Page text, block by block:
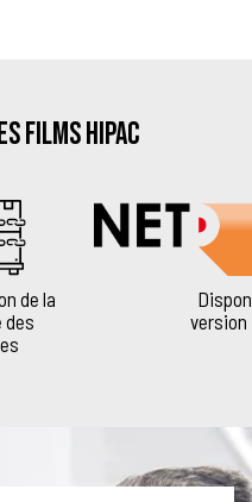
films HIPAC
de la
version